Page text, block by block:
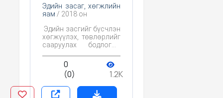
Эдийн засаг, хөгжлийн
яам / 2018 он
Эдийн засгийг бүсчлэн
хөгжүүлэх, төвлөрлийг
сааруулах бодлогын
0
(0)
1.2K